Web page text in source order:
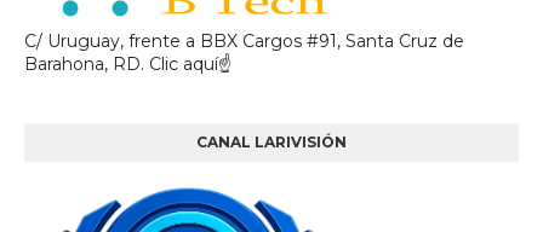
C/ Uruguay, frente a BBX Cargos #91, Santa Cruz de
Barahona, RD. Clic aquí☝
CANAL LARIVISIÓN